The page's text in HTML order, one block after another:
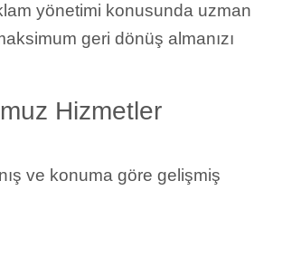
yönetimi konusunda uzman
geri dönüş almanızı
Hizmetler
ve konuma göre gelişmiş